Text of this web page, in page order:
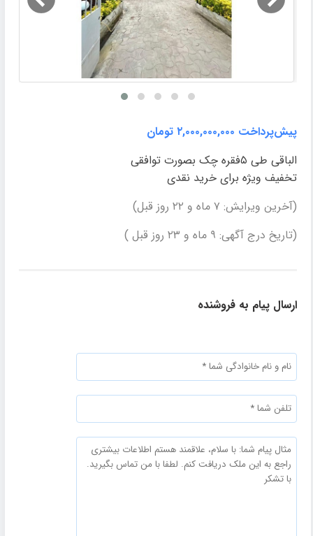
پیش‌پرداخت ۲,۰۰۰,۰۰۰,۰۰۰ تومان
الباقی طی ۵فقره چک بصورت توافقی
تخفیف ویژه برای خرید نقدی
(آخرین ویرایش: ۷ ماه و ۲۲ روز قبل)
(تاریخ درج آگهی: ۹ ماه و ۲۳ روز قبل )
ارسال پیام به فروشنده